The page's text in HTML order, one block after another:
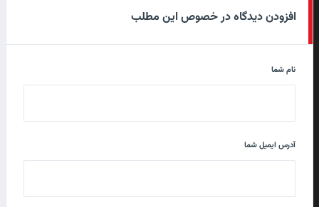
افزودن دیدگاه در خصوص این مطلب
نام شما
آدرس ایمیل شما